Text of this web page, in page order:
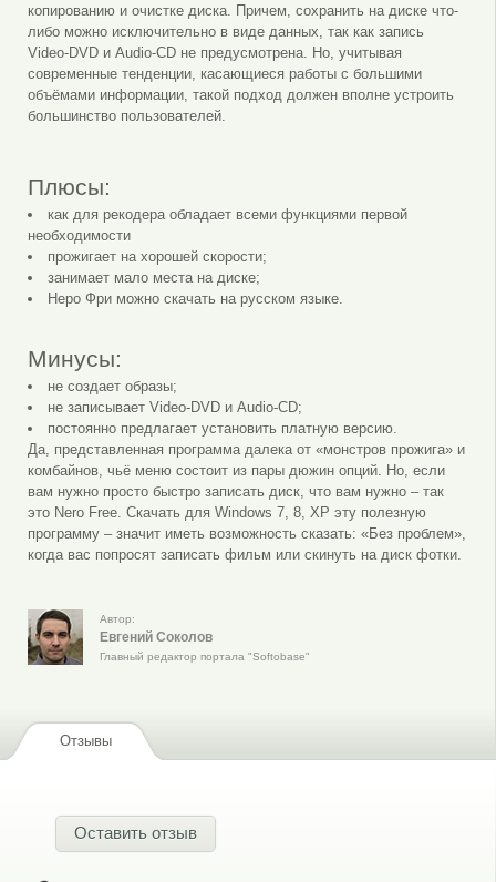
копированию и очистке диска. Причем, сохранить на диске что-
либо можно исключительно в виде данных, так как запись
Video-DVD и Audio-CD не предусмотрена. Но, учитывая
современные тенденции, касающиеся работы с большими
объёмами информации, такой подход должен вполне устроить
большинство пользователей.
Плюсы:
как для рекодера обладает всеми функциями первой
необходимости
прожигает на хорошей скорости;
занимает мало места на диске;
Неро Фри можно скачать на русском языке.
Минусы:
не создает образы;
не записывает Video-DVD и Audio-CD;
постоянно предлагает установить платную версию.
Да, представленная программа далека от «монстров прожига» и
комбайнов, чьё меню состоит из пары дюжин опций. Но, если
вам нужно просто быстро записать диск, что вам нужно – так
это Nero Free. Скачать для Windows 7, 8, XP эту полезную
программу – значит иметь возможность сказать: «Без проблем»,
когда вас попросят записать фильм или скинуть на диск фотки.
Автор:
Евгений Соколов
Главный редактор портала "Softobase"
Отзывы
Оставить отзыв